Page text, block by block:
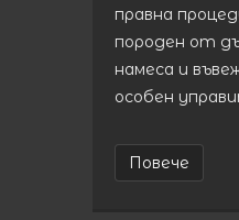
правна
породен от
намеса и
особен
Повече